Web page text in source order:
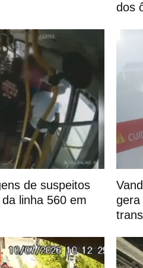
dos
de suspeitos
linha 560 em
gera